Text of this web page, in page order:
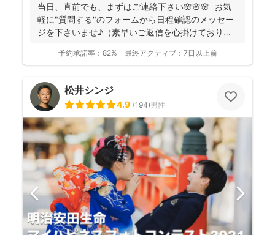
当日、直前でも、まずはご連絡下さい🌸🌸🌸 お気
軽に"質問する"のフォームから日程確認のメッセー
ジを下さいませ♪（素早いご返信を心掛けておりま
予約承諾率： 82% 最終アクティブ： 7日以上前
松井シンジ
4.9 (194)男性